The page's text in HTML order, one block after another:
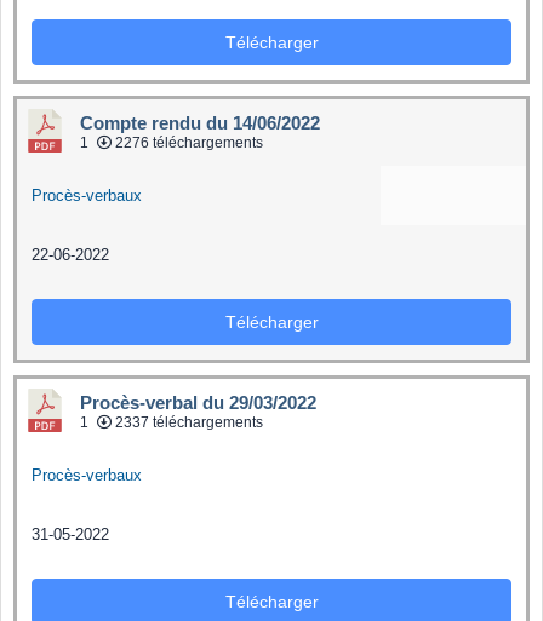
Télécharger
Compte rendu du 14/06/2022
1 2276 téléchargements
Procès-verbaux
22-06-2022
Télécharger
Procès-verbal du 29/03/2022
1 2337 téléchargements
Procès-verbaux
31-05-2022
Télécharger